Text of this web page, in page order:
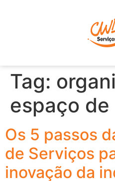
Tag:
espaço
Os 5 passos
de Serviços
inovação da